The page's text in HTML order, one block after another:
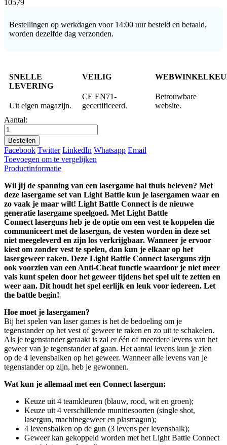
10579
Bestellingen op werkdagen voor 14:00 uur besteld en betaald,
worden dezelfde dag verzonden.
SNELLE
LEVERING
Uit eigen magazijn.
VEILIG
CE EN71-
gecertificeerd.
Betrouwbare
website.
Aantal:
Bestellen
Facebook Twitter LinkedIn Whatsapp Email
Toevoegen om te vergelijken
Productinformatie
Wil jij de spanning van een lasergame hal thuis beleven? Met
deze lasergame set van Light Battle kun je lasergamen waar en
zo vaak je maar wilt! Light Battle Connect is de nieuwe
generatie lasergame speelgoed. Met Light Battle
Connect laserguns heb je de optie om een vest te koppelen die
communiceert met de lasergun, de vesten worden in deze set
niet meegeleverd en zijn los verkrijgbaar. Wanneer je ervoor
kiest om zonder vest te spelen, dan kun je elkaar op het
lasergeweer raken. Deze Light Battle Connect laserguns zijn
ook voorzien van een Anti-Cheat functie waardoor je niet meer
vals kunt spelen door het geweer tijdens het spel uit te zetten en
weer aan. Dit houdt het spel eerlijk en leuk voor iedereen. Let
the battle begin!
Hoe moet je lasergamen?
Bij het spelen van laser games is het de bedoeling om je
tegenstander op het vest of geweer te raken en zo uit te schakelen.
Als je tegenstander geraakt is zal er één of meerdere levens van het
geweer van je tegenstander af gaan. Het aantal levens kun je zien
op de 4 levensbalken op het geweer. Wanneer alle levens van je
tegenstander op zijn, heb je gewonnen.
Wat kun je allemaal met een Connect lasergun:
Keuze uit 4 teamkleuren (blauw, rood, wit en groen);
Keuze uit 4 verschillende munitiesoorten (single shot,
lasergun, machinegeweer en plasmagun);
4 levensbalken op de gun (3 levens per levensbalk);
Geweer kan gekoppeld worden met het Light Battle Connect